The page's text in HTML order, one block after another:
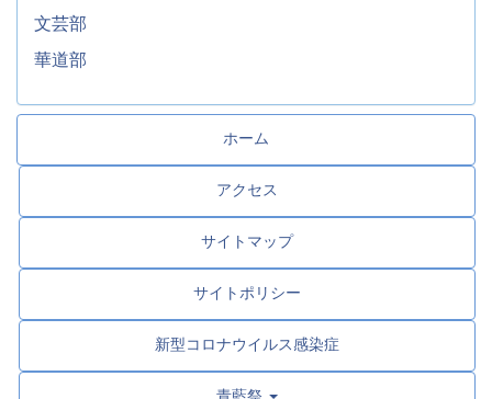
文芸部
華道部
ホーム
アクセス
サイトマップ
サイトポリシー
新型コロナウイルス感染症
青藍祭